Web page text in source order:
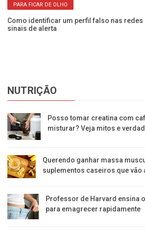
PARA FICAR DE OLHO
Como identificar um perfil falso nas redes
sinais de alerta
NUTRIÇÃO
Posso tomar creatina com
misturar? Veja mitos e
Querendo ganhar massa
suplementos caseiros que vão
Professor de Harvard ensina
para emagrecer rapidamente